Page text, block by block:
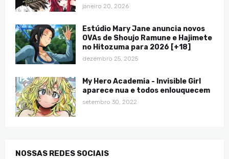
janeiro 20, 2026
Estúdio Mary Jane anuncia novos
OVAs de Shoujo Ramune e Hajimete
no Hitozuma para 2026 [+18]
dezembro 25, 2025
My Hero Academia - Invisible Girl
aparece nua e todos enlouquecem
setembro 30, 2022
NOSSAS REDES SOCIAIS